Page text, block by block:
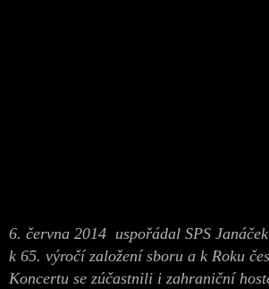
6. června 2014 uspořádal SPS
k 65. výročí založení sboru a k Roku
Koncertu se zúčastnili i zahraniční